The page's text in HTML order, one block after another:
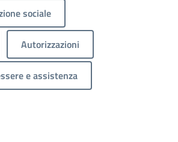
sociale
Autorizzazioni
e assistenza